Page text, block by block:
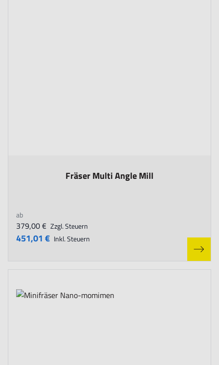
Fräser Multi Angle Mill
The price depends on the options chosen on the product page
ab
451,01 € Inkl. Steuern
379,00 € Zzgl. Steuern